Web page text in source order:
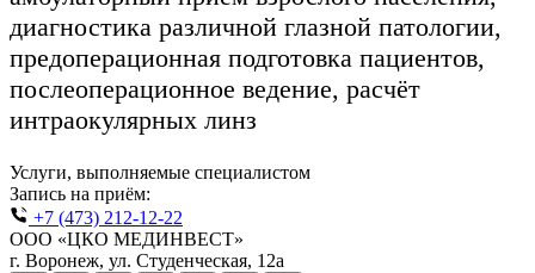
диагностика различной глазной патологии,
предоперационная подготовка пациентов,
послеоперационное ведение, расчёт
интраокулярных линз
Услуги, выполняемые специалистом
Запись на приём:
+7 (473) 212-12-22
ООО «ЦКО МЕДИНВЕСТ»
г. Воронеж, ул. Студенческая, 12а